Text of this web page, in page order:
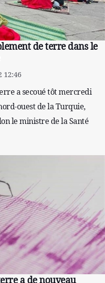
de terre dans le
12:46
a secoué tôt mercredi
ouest de la Turquie,
le ministre de la Santé
a de nouveau